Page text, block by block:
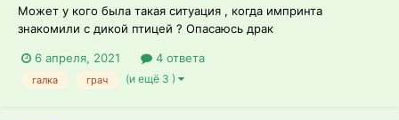
Может у кого была такая ситуация , когда импринта
знакомили с дикой птицей ? Опасаюсь драк
6 апреля, 2021 4 ответа
галка грач (и ещё 3 )